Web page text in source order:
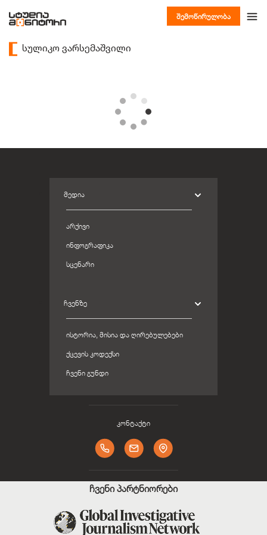
შემოწირულობა
სულიკო ვარსემაშვილი
ᲛᲔᲓᲘᲐ
ᲐᲠᲥᲘᲕᲘ
ᲘᲜᲤᲝᲒᲠᲐᲤᲘᲙᲐ
ᲡᲪᲔᲜᲐᲠᲘ
ᲩᲕᲔᲜᲖᲔ
ᲘᲡᲢᲝᲠᲘᲐ, ᲛᲘᲡᲘᲐ ᲓᲐ ᲦᲘᲠᲔᲑᲣᲚᲔᲑᲔᲑᲘ
ᲥᲪᲔᲕᲘᲡ ᲙᲝᲓᲔᲥᲡᲘ
ᲩᲕᲔᲜᲘ ᲒᲣᲜᲓᲘ
კონტაქტი
ჩვენი პარტნიორები